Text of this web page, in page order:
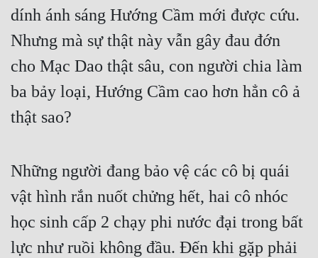
dính ánh sáng Hướng Cầm mới được cứu.
Nhưng mà sự thật này vẫn gây đau đớn
cho Mạc Dao thật sâu, con người chia làm
ba bảy loại, Hướng Cầm cao hơn hẳn cô ả
thật sao?
Những người đang bảo vệ các cô bị quái
vật hình rắn nuốt chửng hết, hai cô nhóc
học sinh cấp 2 chạy phi nước đại trong bất
lực như ruồi không đầu. Đến khi gặp phải